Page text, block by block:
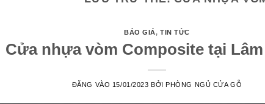
BÁO GIÁ,TIN TỨC
Cửa nhựa vòm Composite tại
ĐĂNG VÀO 15/01/2023 BỞIPHÒNG NGỦ CỬA GỖ